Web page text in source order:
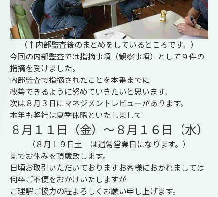
（↑内部監査後のまとめをしているところです。）
今回の内部監査では指摘事項（観察事項）として９件の
指摘を受けました。
内部監査で指摘されたことを本番までに
改善できるように努めていきたいと思います。
次は８月３日にマネジメントレビューがあります。
本年も弊社は夏季休暇といたしまして
８月１１日（金）～８月１６日（水）
（８月１９日土 は通常営業日になります。）
までお休みを頂戴致します。
日頃お取引いただいておりますお客様におかれましては
何卒ご不便をおかけいたしますが
ご理解ご協力の程よろしくお願い申し上げます。